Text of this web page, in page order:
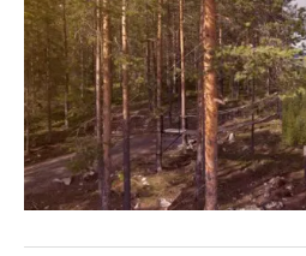
Italiano
German
English
Spanish
rassegna stampa